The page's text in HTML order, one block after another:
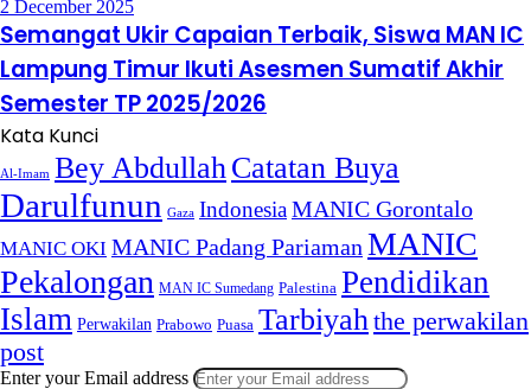
2 December 2025
Semangat Ukir Capaian Terbaik, Siswa MAN IC
Lampung Timur Ikuti Asesmen Sumatif Akhir
Semester TP 2025/2026
Kata Kunci
Al-Imam Bey AbdullahCatatan Buya
Darulfunun Gaza IndonesiaMANIC Gorontalo
MANIC OKI MANIC Padang Pariaman MANIC
Pekalongan MAN IC Sumedang Palestina Pendidikan
Islam Perwakilan Prabowo Puasa Tarbiyahthe perwakilan
post
Enter your Email address